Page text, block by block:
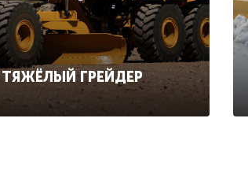
ТЯЖЁЛЫЙ ГРЕЙДЕР